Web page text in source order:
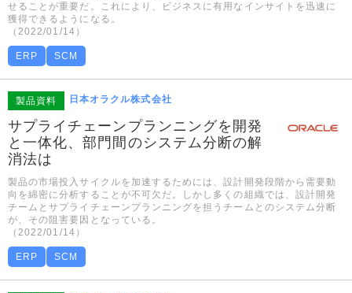
せることが重要だ。これにより、ビジネスに有用なインサイトを迅速に
獲得できるようになる。
（2022/01/14）
ERP SCM
製品資料 日本オラクル株式会社
サプライチェーンプランニングを開発
と一体化、部門間のシステム分断の解
消法は
製品の市場投入サイクルを加速するためには、設計開発段階から需要動
向を綿密に分析することが不可欠だ。しかし多くの組織では、設計開発
チームとサプライチェーンプランニングを担うチームとのシステム分断
が、その阻害要因となっている。
（2022/01/14）
ERP SCM